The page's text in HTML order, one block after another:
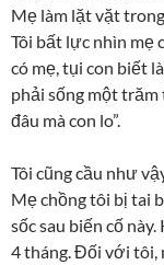
Mẹ làm lặt vặt
Tôi bất lực nhìn mẹ
có mẹ, tụi con biết
phải sống một
đâu mà con lo”.
Tôi cũng cầu như
Mẹ chồng tôi bị tai
sốc sau biến cố
4 tháng. Đối với tôi,